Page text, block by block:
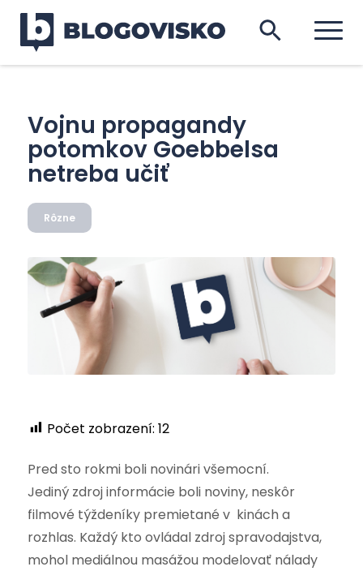
Vojnu propagandy
potomkov Goebbelsa
netreba učiť
Rôzne
Počet zobrazení: 12
Pred sto rokmi boli novinári všemocní.
Jediný zdroj informácie boli noviny, neskôr
filmové týždeníky premietané v kinách a
rozhlas. Každý kto ovládal zdroj spravodajstva,
mohol mediálnou masážou modelovať nálady